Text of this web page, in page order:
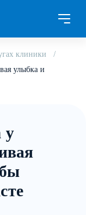
клиники
улыбка и
у